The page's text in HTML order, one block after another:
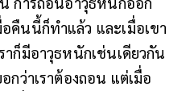
คืนนี้ก็ทำแล้ว และเมื่อเขา
าก็มีอาวุธหนักเช่นเดียวกัน
กว่าเราต้องถอน แต่เมื่อ